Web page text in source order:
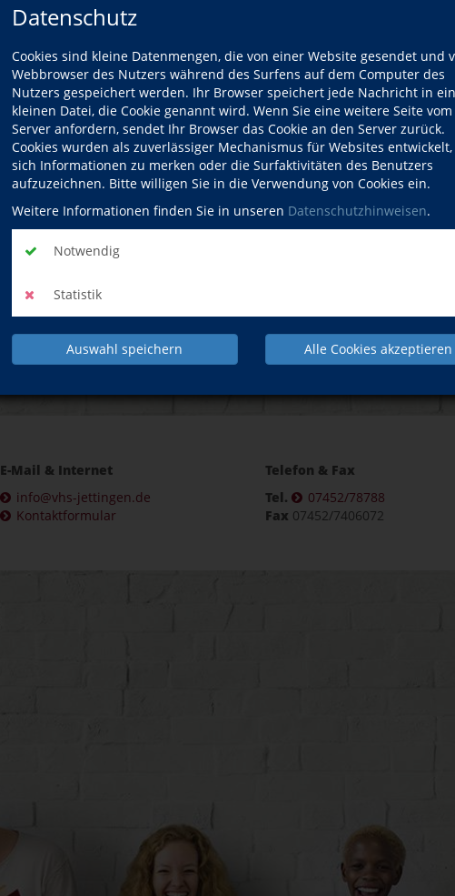
Datenschutz
Cookies sind kleine Datenmengen, die von einer Website gesendet und
Webbrowser des Nutzers während des Surfens auf dem Computer des
Nutzers gespeichert werden. Ihr Browser speichert jede Nachricht in
kleinen Datei, die Cookie genannt wird. Wenn Sie eine weitere Seite vom
Server anfordern, sendet Ihr Browser das Cookie an den Server zurück.
Cookies wurden als zuverlässiger Mechanismus für Websites
sich Informationen zu merken oder die Surfaktivitäten des Benutzers
aufzuzeichnen. Bitte willigen Sie in die Verwendung von Cookies ein.
Weitere Informationen finden Sie in unseren Datenschutzhinweisen.
Notwendig
Statistik
Auswahl speichern Alle Cookies akzeptieren
NACH OBEN
Gesundheit Sprachen EDV
E-Mail & Internet
info@vhs-jettingen.de
Kontaktformular
Telefon & Fax
Tel.
07452/78788
Fax 07452/7406072